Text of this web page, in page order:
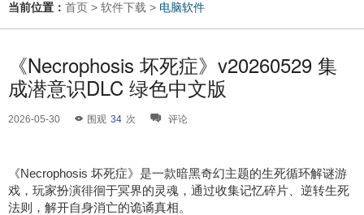
当前位置： 首页 > 软件下载 > 电脑软件
《Necrophosis 坏死症》v20260529 集
成潜意识DLC 绿色中文版
2026-05-30 围观 34 次 评论
《Necrophosis 坏死症》是一款暗黑奇幻主题的生死循环解谜游
戏，玩家扮演徘徊于冥界的灵魂，通过收集记忆碎片、逆转生死
法则，解开自身消亡的诡谲真相。